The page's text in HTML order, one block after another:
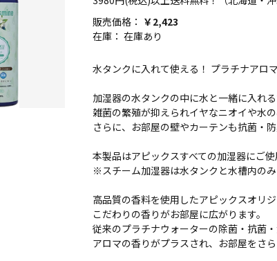
販売価格： ￥2,423
在庫： 在庫あり
水タンクに入れて使える！ プラチナアロ
加湿器の水タンクの中に水と一緒に入れ
雑菌の繁殖が抑えられイヤなニオイや水
さらに、お部屋の壁やカーテンも抗菌・防
本製品はアピックスすべての加湿器にご
※スチーム加湿器は水タンクと水槽内のみ
高品質の香料を使用したアピックスオリ
こだわりの香りがお部屋に広がります。
従来のプラチナウォーターの除菌・抗菌・
アロマの香りがプラスされ、お部屋をさら